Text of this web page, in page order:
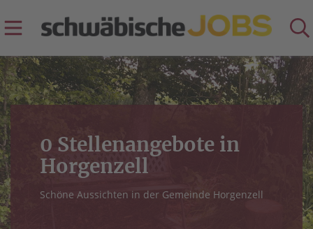
0 Stellenangebote in
Horgenzell
Schöne Aussichten in der Gemeinde Horgenzell